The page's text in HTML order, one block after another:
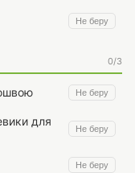
Не беру
0/3
Не беру
для
Не беру
Не беру